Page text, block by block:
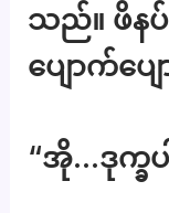
သည်။ ဖိန
ပျောက်ပ
“အို…ဒုက္ခ